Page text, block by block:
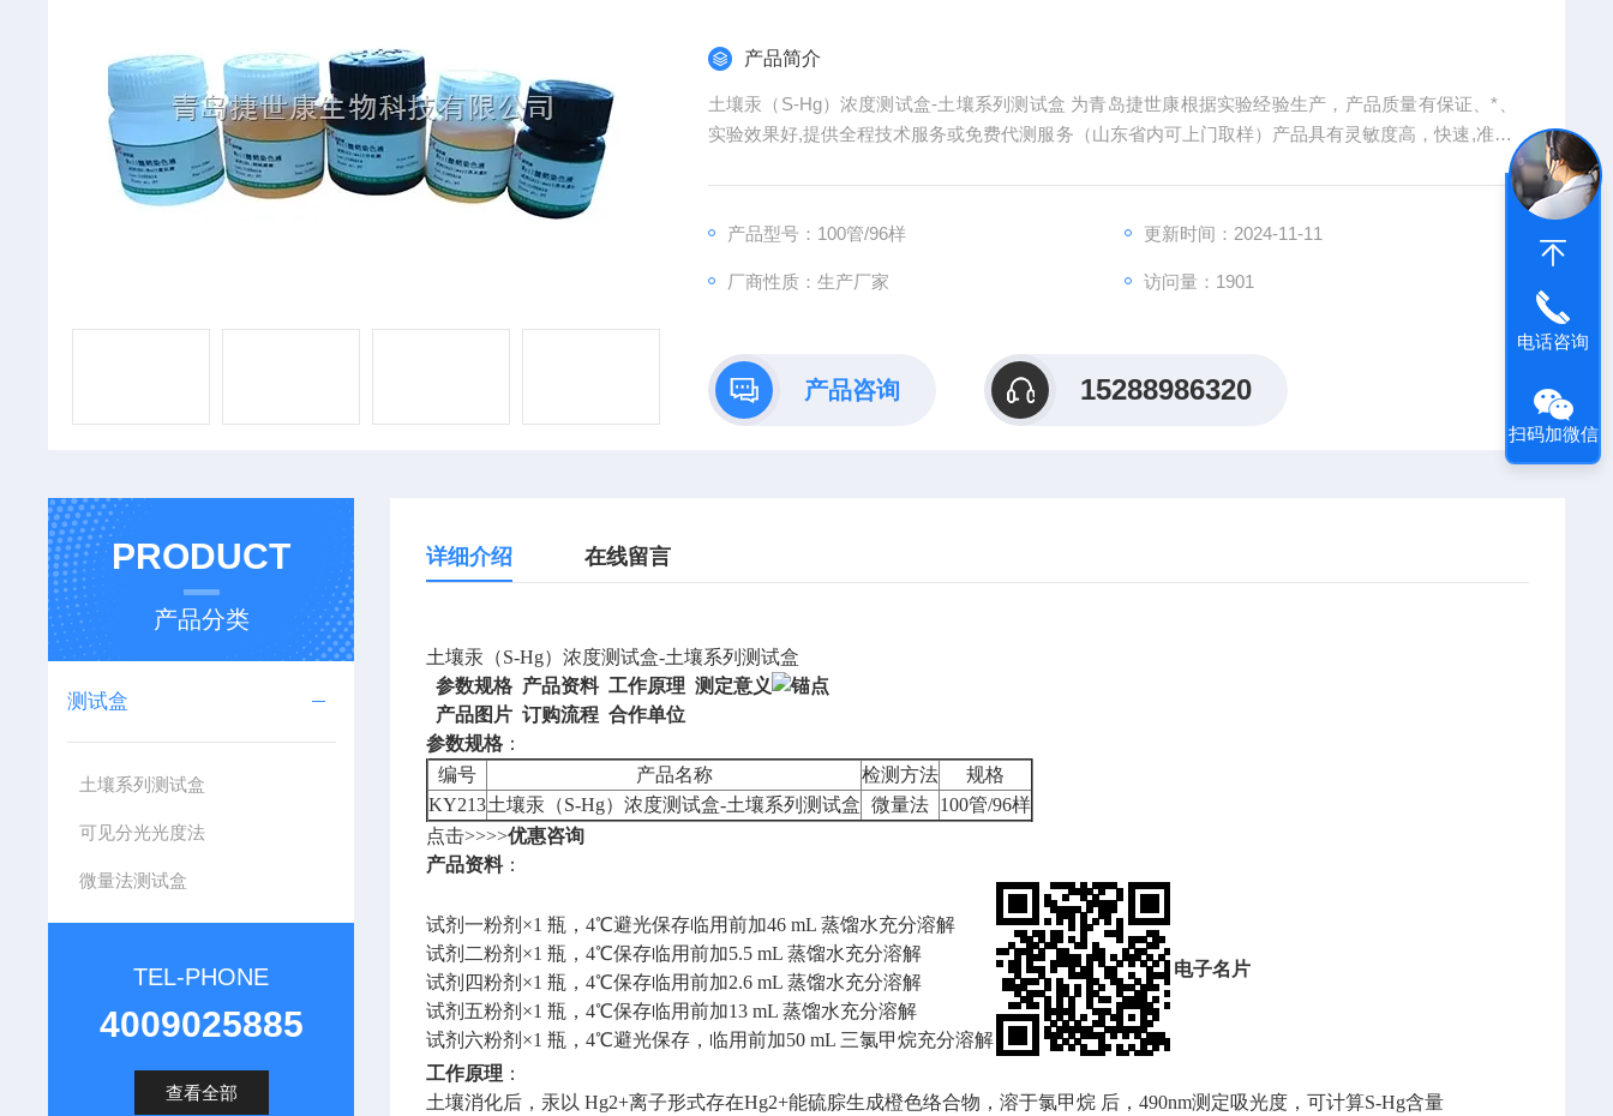
产品简介
土壤汞（S-Hg）浓度测试盒-土壤系列测试盒 为青岛捷世康根据实验经验生产，产品质量有保证、*、
实验效果好,提供全程技术服务或免费代测服务（山东省内可上门取样）产品具有灵敏度高，快速,准确,
产品型号：100管/96样 更新时间：2024-11-11
厂商性质：生产厂家 访问量：1901
产品咨询 15288986320
详细介绍 在线留言
土壤汞（S-Hg）浓度测试盒-土壤系列测试盒
参数规格 产品资料 工作原理 测定意义
产品图片 订购流程合作单位
参数规格 ：
编号
产品名称 检测方法
规格
KY213土壤汞（S-Hg）浓度测试盒-土壤系列测试盒 微量法 100管/96样
点击>>>>优惠咨询
产品资料：
试剂一粉剂×1 瓶，4℃避光保存临用前加46 mL 蒸馏水充分溶解
试剂二粉剂×1 瓶，4℃保存临用前加5.5 mL 蒸馏水充分溶解
试剂四粉剂×1 瓶，4℃保存临用前加2.6 mL 蒸馏水充分溶解
试剂五粉剂×1 瓶，4℃保存临用前加13 mL 蒸馏水充分溶解
试剂六粉剂×1 瓶，4℃避光保存，临用前加50 mL 三氯甲烷充分溶解
电子名片
工作原理 ：
土壤消化后，汞以 Hg2+离子形式存在Hg2+能硫腙生成橙色络合物，溶于氯甲烷 后，490nm测定吸光度，可计算S-Hg含量
PRODUCT
产品分类
测试盒
土壤系列测试盒
可见分光光度法
微量法测试盒
TEL-PHONE
4009025885
查看全部
电话咨询
扫码加微信